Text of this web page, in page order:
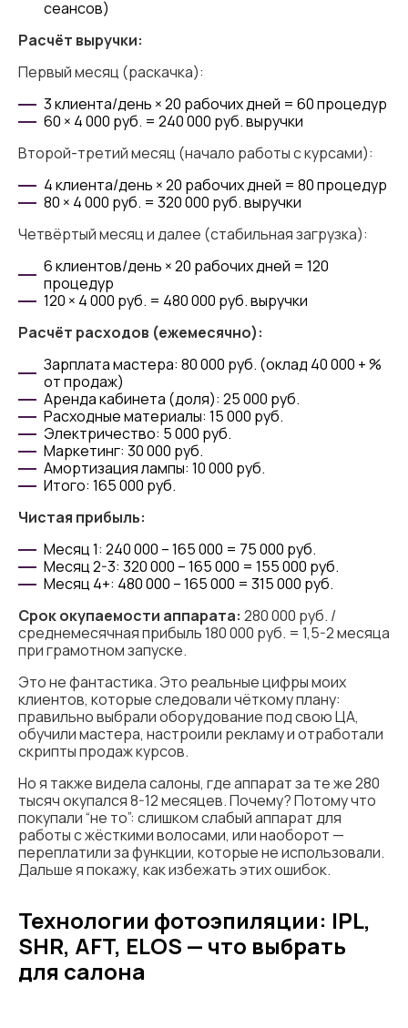
сеансов)
Расчёт выручки:
Первый месяц (раскачка):
3 клиента/день × 20 рабочих дней = 60 процедур
60 × 4 000 руб. = 240 000 руб. выручки
Второй-третий месяц (начало работы с курсами):
4 клиента/день × 20 рабочих дней = 80 процедур
80 × 4 000 руб. = 320 000 руб. выручки
Четвёртый месяц и далее (стабильная загрузка):
6 клиентов/день × 20 рабочих дней = 120
процедур
120 × 4 000 руб. = 480 000 руб. выручки
Расчёт расходов (ежемесячно):
Зарплата мастера: 80 000 руб. (оклад 40 000 + %
от продаж)
Аренда кабинета (доля): 25 000 руб.
Расходные материалы: 15 000 руб.
Электричество: 5 000 руб.
Маркетинг: 30 000 руб.
Амортизация лампы: 10 000 руб.
Итого: 165 000 руб.
Чистая прибыль:
Месяц 1: 240 000 – 165 000 = 75 000 руб.
Месяц 2-3: 320 000 – 165 000 = 155 000 руб.
Месяц 4+: 480 000 – 165 000 = 315 000 руб.
Срок окупаемости аппарата: 280 000 руб. /
среднемесячная прибыль 180 000 руб. = 1,5-2 месяца
при грамотном запуске.
Это не фантастика. Это реальные цифры моих
клиентов, которые следовали чёткому плану:
правильно выбрали оборудование под свою ЦА,
обучили мастера, настроили рекламу и отработали
скрипты продаж курсов.
Но я также видела салоны, где аппарат за те же 280
тысяч окупался 8-12 месяцев. Почему? Потому что
покупали “не то”: слишком слабый аппарат для
работы с жёсткими волосами, или наоборот —
переплатили за функции, которые не использовали.
Дальше я покажу, как избежать этих ошибок.
Технологии фотоэпиляции: IPL,
SHR, AFT, ELOS — что выбрать
для салона